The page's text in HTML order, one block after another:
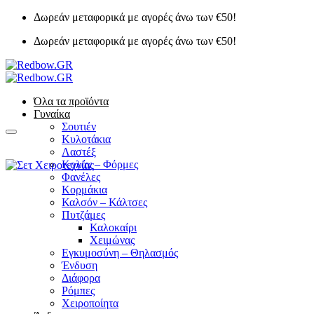
Μετάβαση
περιεχόμενο
Δωρεάν μεταφορικά με αγορές άνω των €50!
Δωρεάν μεταφορικά με αγορές άνω των €50!
Όλα τα προϊόντα
Γυναίκα
Σουτιέν
Κυλοτάκια
Λαστέξ
Κολάν – Φόρμες
Φανέλες
Κορμάκια
Καλσόν – Κάλτσες
Πυτζάμες
Καλοκαίρι
Χειμώνας
Εγκυμοσύνη – Θηλασμός
Ένδυση
Διάφορα
Ρόμπες
Χειροποίητα